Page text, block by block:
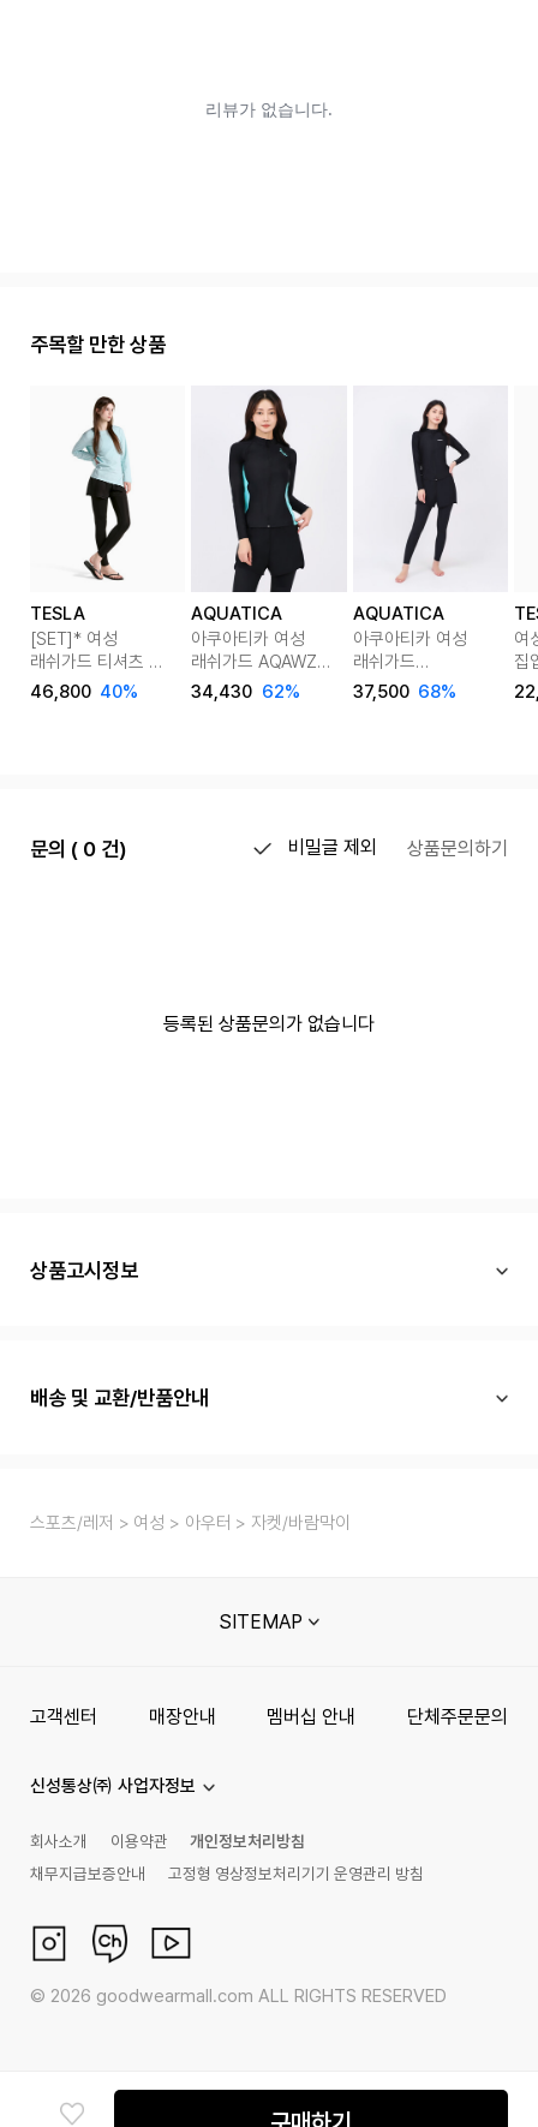
주목할 만한 상품
TESLA
[SET]* 여성
래쉬가드 티셔츠 &
워터레깅스 팬츠
세트
46,800 40%
AQUATICA
아쿠아티카 여성
래쉬가드 AQAWZE-
WL
레깅스반바지세트
34,430 62%
AQUATICA
아쿠아티카 여성
래쉬가드
AQAWJP23006-
WL 레깅스반바지
37,500 68%
여
집
집
문의 ( 0 건) 비밀글 제외 상품문의하기
등록된 상품문의가 없습니다
상품고시정보
배송 및 교환/반품안내
스포츠/레저 여성 아우터 자켓/바람막이
SITEMAP
고객센터 매장안내 멤버십 안내 단체주문문의
신성통상㈜ 사업자정보
회사소개 이용약관
개인정보처리방침
채무지급보증안내
고정형 영상정보처리기기 운영관리 방침
© 2026 goodwearmall.com ALL RIGHTS RESERVED